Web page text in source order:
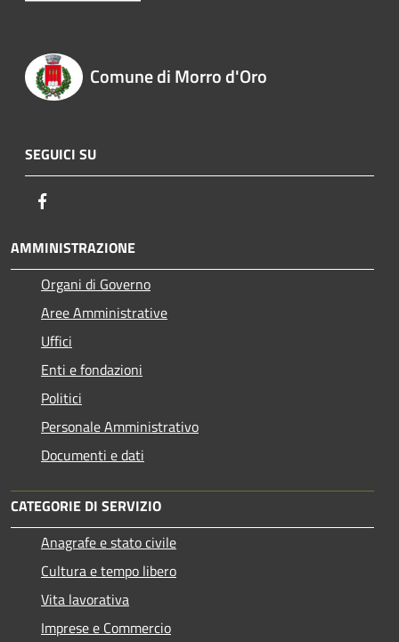
Comune di Morro d'Oro
SEGUICI SU
AMMINISTRAZIONE
Organi di Governo
Aree Amministrative
Uffici
Enti e fondazioni
Politici
Personale Amministrativo
Documenti e dati
CATEGORIE DI SERVIZIO
Anagrafe e stato civile
Cultura e tempo libero
Vita lavorativa
Imprese e Commercio